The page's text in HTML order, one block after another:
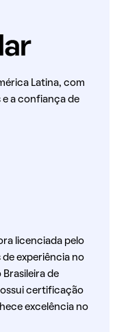
Latina, com
a confiança de
licenciada pelo
experiência no
de
certificação
excelência no